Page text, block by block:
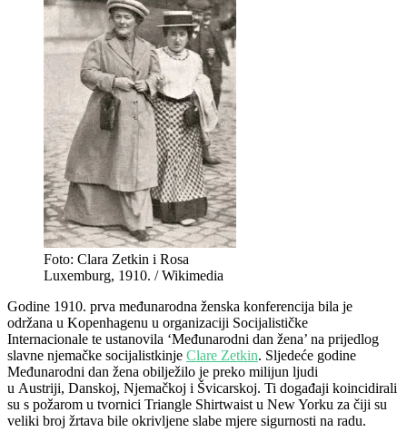
Foto: Clara Zetkin i Rosa
Luxemburg, 1910. / Wikimedia
Godine 1910. prva međunarodna ženska konferencija bila je
održana u Kopenhagenu u organizaciji Socijalističke
Internacionale te ustanovila ‘Međunarodni dan žena’ na prijedlog
slavne njemačke socijalistkinje Clare Zetkin. Sljedeće godine
Međunarodni dan žena obilježilo je preko milijun ljudi
u Austriji, Danskoj, Njemačkoj i Švicarskoj. Ti događaji koincidirali
su s požarom u tvornici Triangle Shirtwaist u New Yorku za čiji su
veliki broj žrtava bile okrivljene slabe mjere sigurnosti na radu.